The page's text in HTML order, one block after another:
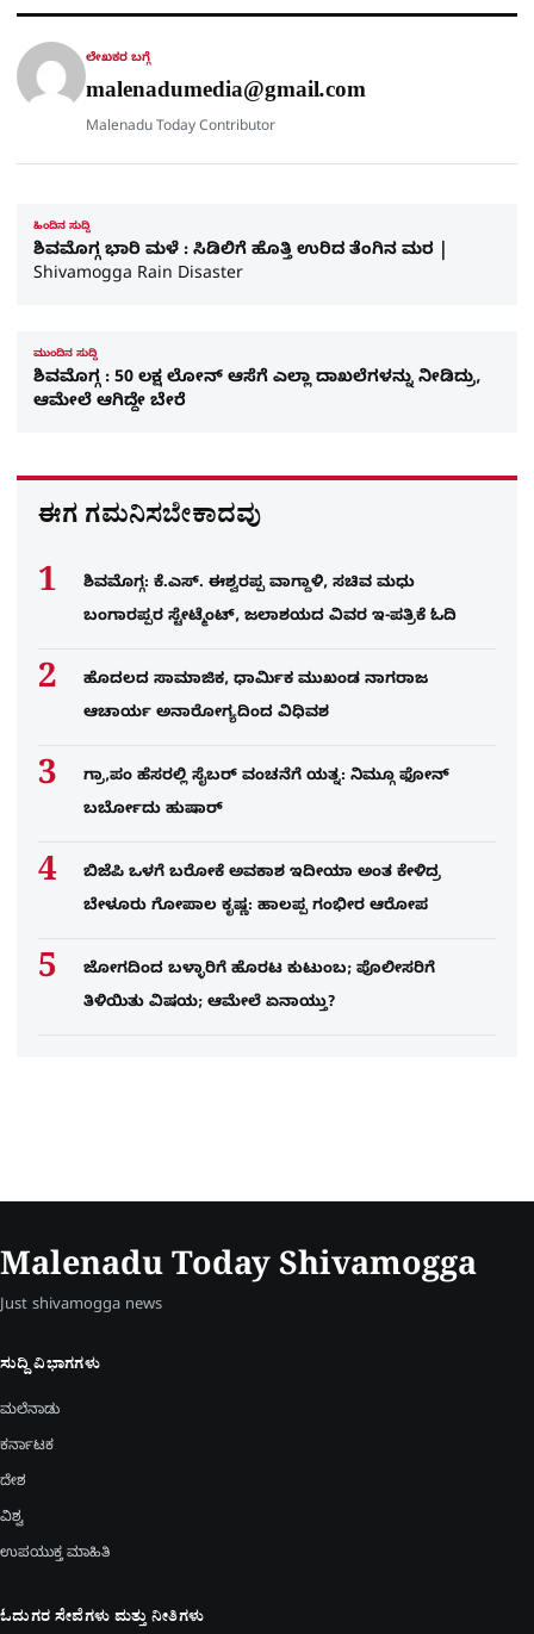
p o a
a
e
ಲೇಖಕರ ಬಗ್ಗೆ
malenadumedia@gmail.com
Malenadu Today Contributor
ಹಿಂದಿನ ಸುದ್ದಿ
ಶಿವಮೊಗ್ಗ ಭಾರಿ ಮಳೆ : ಸಿಡಿಲಿಗೆ ಹೊತ್ತಿ ಉರಿದ ತೆಂಗಿನ ಮರ |
Shivamogga Rain Disaster
ಮುಂದಿನ ಸುದ್ದಿ
ಶಿವಮೊಗ್ಗ : 50 ಲಕ್ಷ ಲೋನ್​ ಆಸೆಗೆ ಎಲ್ಲಾ ದಾಖಲೆಗಳನ್ನು ನೀಡಿದ್ರು,
ಆಮೇಲೆ ಆಗಿದ್ದೇ ಬೇರೆ
ಈಗ ಗಮನಿಸಬೇಕಾದವು
ಶಿವಮೊಗ್ಗ: ಕೆ.ಎಸ್. ಈಶ್ವರಪ್ಪ ವಾಗ್ದಾಳಿ, ಸಚಿವ ಮಧು
ಬಂಗಾರಪ್ಪರ ಸ್ಟೇಟ್ಮೆಂಟ್, ಜಲಾಶಯದ ವಿವರ ಇ-ಪತ್ರಿಕೆ ಓದಿ
ಹೊದಲದ ಸಾಮಾಜಿಕ, ಧಾರ್ಮಿಕ ಮುಖಂಡ ನಾಗರಾಜ
ಆಚಾರ್ಯ ಅನಾರೋಗ್ಯದಿಂದ ವಿಧಿವಶ
ಗ್ರಾ,ಪಂ ಹೆಸರಲ್ಲಿ ಸೈಬ‌ರ್ ವಂಚನೆಗೆ ಯತ್ನ: ನಿಮ್ಗೂ ಫೋನ್​
ಬರ್ಬೋದು ಹುಷಾರ್​​
ಬಿಜೆಪಿ ಒಳಗೆ ಬರೋಕೆ ಅವಕಾಶ ಇದೀಯಾ ಅಂತ ಕೇಳಿದ್ರ
ಬೇಳೂರು ಗೋಪಾಲ ಕೃಷ್ಣ: ಹಾಲಪ್ಪ ಗಂಭೀರ ಆರೋಪ
ಜೋಗದಿಂದ ಬಳ್ಳಾರಿಗೆ ಹೊರಟ ಕುಟುಂಬ; ಪೊಲೀಸರಿಗೆ
ತಿಳಿಯಿತು ವಿಷಯ; ಆಮೇಲೆ ಏನಾಯ್ತು?
Malenadu Today Shivamogga
Just shivamogga news
ಸುದ್ದಿ ವಿಭಾಗಗಳು
ಮಲೆನಾಡು
ಕರ್ನಾಟಕ
ದೇಶ
ವಿಶ್ವ
ಉಪಯುಕ್ತ ಮಾಹಿತಿ
ಓದುಗರ ಸೇವೆಗಳು ಮತ್ತು ನೀತಿಗಳು